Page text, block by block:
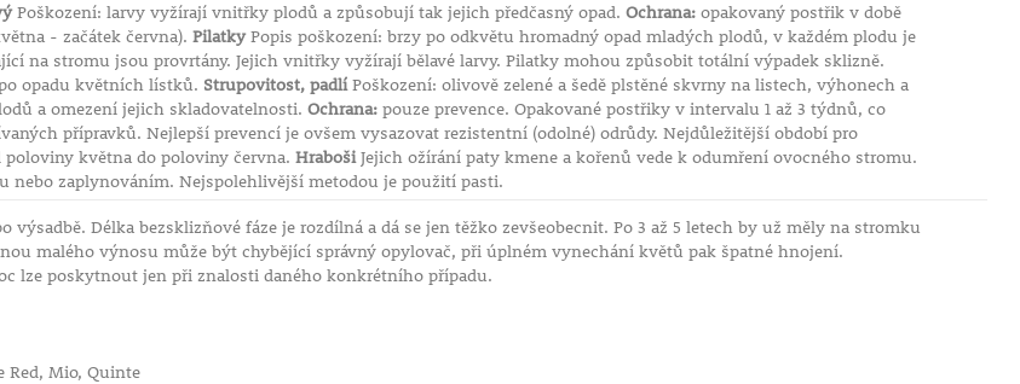
Poškození: larvy vyžírají vnitřky plodů a způsobují tak jejich předčasný opad. Ochrana:opakovaný postřik v době
- začátek června). PilatkyPopis poškození: brzy po odkvětu hromadný opad mladých plodů, v každém plodu je
na stromu jsou provrtány. Jejich vnitřky vyžírají bělavé larvy. Pilatky mohou způsobit totální výpadek sklizně.
opadu květních lístků. Strupovitost, padlíPoškození: olivově zelené a šedě plstěné skvrny na listech, výhonech a
a omezení jejich skladovatelnosti. Ochrana:pouze prevence. Opakované postřiky v intervalu 1 až 3 týdnů, co
přípravků. Nejlepší prevencí je ovšem vysazovat rezistentní (odolné) odrůdy. Nejdůležitější období pro
poloviny května do poloviny června. HrabošiJejich ožírání paty kmene a kořenů vede k odumření ovocného stromu.
nebo zaplynováním. Nejspolehlivější metodou je použití pasti.
výsadbě. Délka bezsklizňové fáze je rozdílná a dá se jen těžko zevšeobecnit. Po 3 až 5 letech by už měly na stromku
malého výnosu může být chybějící správný opylovač, při úplném vynechání květů pak špatné hnojení.
lze poskytnout jen při znalosti daného konkrétního případu.
Red, Mio, Quinte